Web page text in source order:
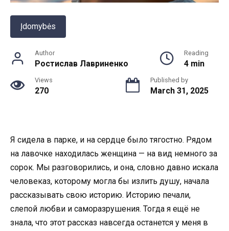
Įdomybės
Author
Ростислав Лавриненко
Reading
4 min
Views
270
Published by
March 31, 2025
Я сидела в парке, и на сердце было тягостно. Рядом
на лавочке находилась женщина — на вид немного за
сорок. Мы разговорились, и она, словно давно искала
человеказ, которому могла бы излить душу, начала
рассказывать свою историю. Историю печали,
слепой любви и саморазрушения. Тогда я ещё не
знала, что этот рассказ навсегда останется у меня в